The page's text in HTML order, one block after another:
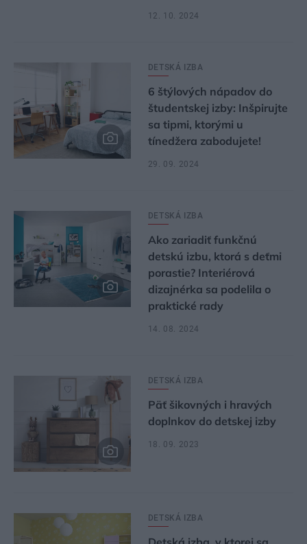
12. 10. 2024
DETSKÁ IZBA
6 štýlových nápadov do
študentskej izby: Inšpirujte
sa tipmi, ktorými u
tínedžera zabodujete!
29. 09. 2024
DETSKÁ IZBA
Ako zariadiť funkčnú
detskú izbu, ktorá s deťmi
porastie? Interiérová
dizajnérka sa podelila o
praktické rady
14. 08. 2024
DETSKÁ IZBA
Päť šikovných i hravých
doplnkov do detskej izby
18. 09. 2023
DETSKÁ IZBA